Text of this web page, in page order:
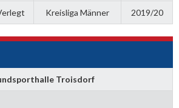
Kreisliga Männer 2019/20
Troisdorf